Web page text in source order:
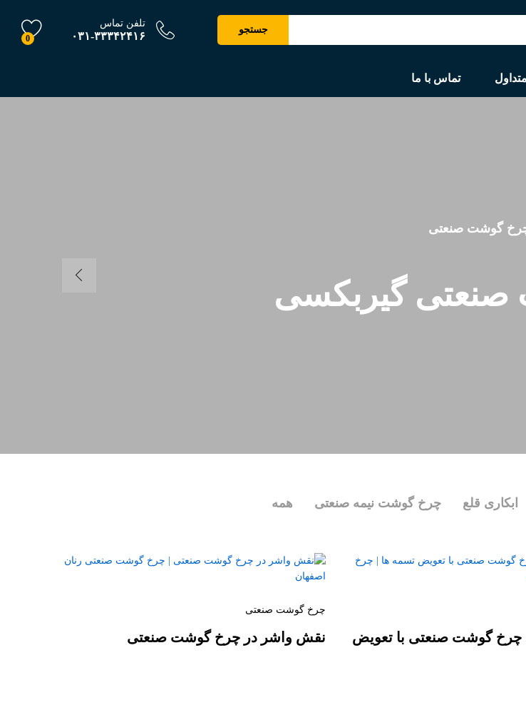
جستجو
تلفن تماس
۰۳۱-۳۳۳۴۲۴۱۶ 0
تماس با ما
گوشت صنعتی
گیربکسی
ابکاری قلع چرخ گوشت نیمه صنعتی همه
چرخ گوشت صنعتی
نقش واشر در چرخ گوشت صنعتی
چرخ گوشت صنعتی با تعویض